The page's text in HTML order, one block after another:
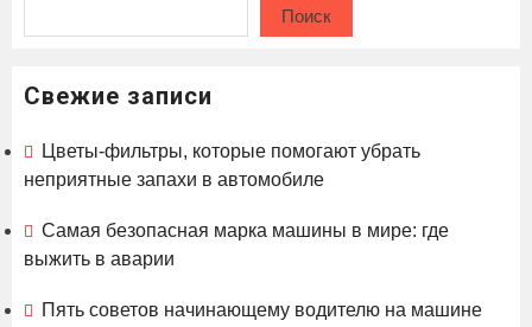
Поиск
Свежие записи
Цветы-фильтры, которые помогают убрать
неприятные запахи в автомобиле
Самая безопасная марка машины в мире: где
выжить в аварии
Пять советов начинающему водителю на машине